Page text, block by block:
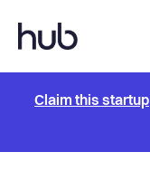
Claim this startup